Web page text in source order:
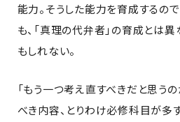
能力。そうした能力を育成するの
も、「真理の代弁者」の育成とは
もしれない。
「もう一つ考え直すべきだと思う
べき内容、とりわけ必修科目が多